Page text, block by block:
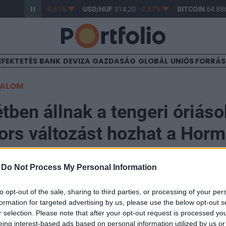
Do Not Process My Personal Information
opt-out of the sale, sharing to third parties, or processing of your
for targeted advertising by us, please use the below opt-out
selection. Please note that after your opt-out request is processed
interest-based ads based on personal information utilized by us
363,17 -0,61% USD/HUF314,20 -0,87% BITCOIN64
BANK DEVIZA GAZDASÁG GLOBÁL UNIÓS
állnak a tengeri
változást hozhat a
vezérigazgatója szerint a Hormuzi-szoros